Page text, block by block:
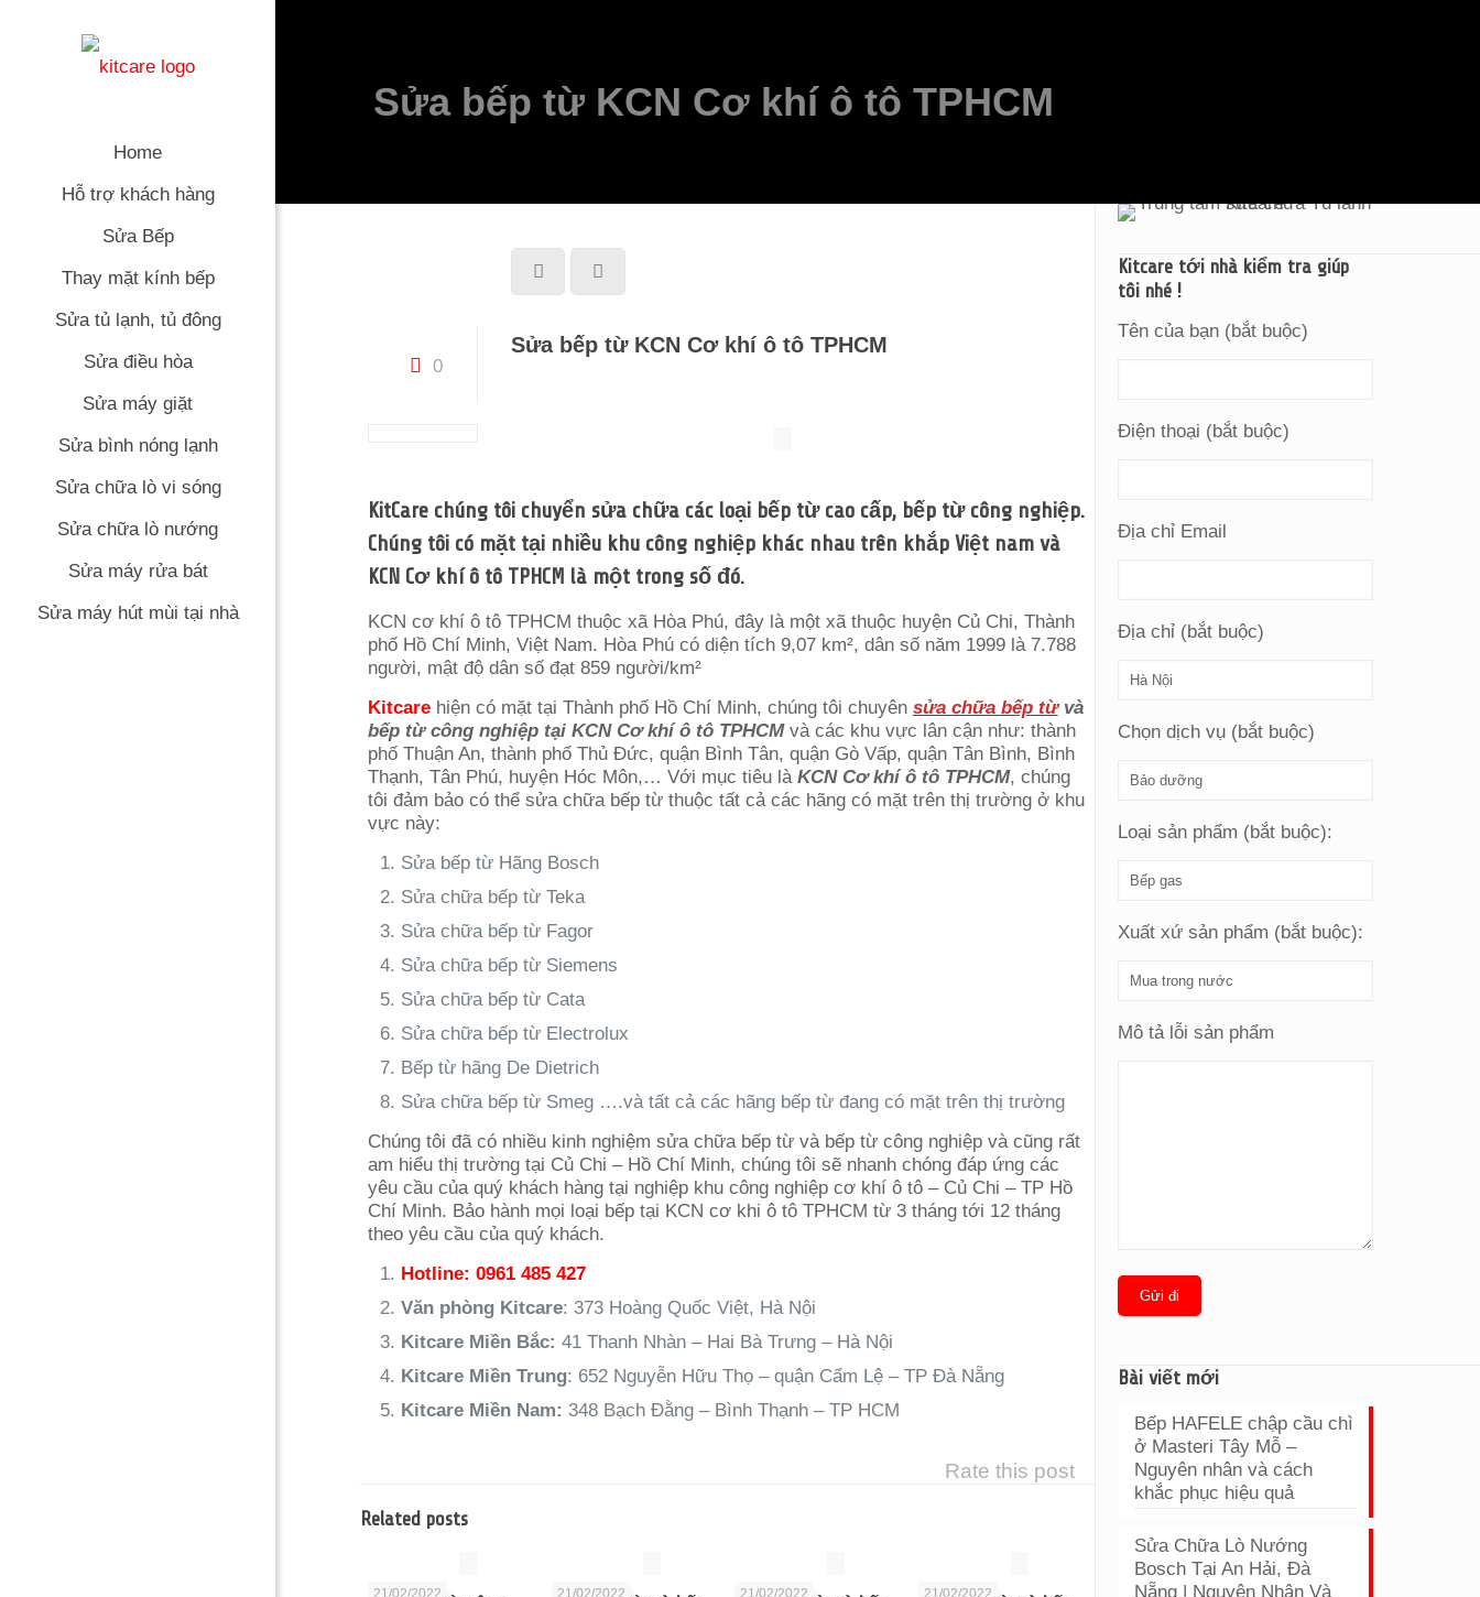
Home
Hỗ trợ khách hàng
Sửa Bếp
Thay mặt kính bếp
Sửa tủ lạnh, tủ đông
Sửa điều hòa
Sửa máy giặt
Sửa bình nóng lạnh
Sửa chữa lò vi sóng
Sửa chữa lò nướng
Sửa máy rửa bát
Sửa máy hút mùi tại nhà
Sửa bếp từ KCN Cơ khí ô tô TPHCM
0
Sửa bếp từ KCN Cơ khí ô tô TPHCM
KitCare chúng tôi chuyển sửa chữa các loại bếp từ cao cấp, bếp từ công nghiệp.
Chúng tôi có mặt tại nhiều khu công nghiệp khác nhau trên khắp Việt nam và
KCN Cơ khí ô tô TPHCM là một trong số đó.
KCN cơ khí ô tô TPHCM thuộc xã Hòa Phú, đây là một xã thuộc huyện Củ Chi, Thành
phố Hồ Chí Minh, Việt Nam. Hòa Phú có diện tích 9,07 km², dân số năm 1999 là 7.788
người, mật độ dân số đạt 859 người/km²
Kitcare hiện có mặt tại Thành phố Hồ Chí Minh, chúng tôi chuyên sửa chữa bếp từvà
bếp từ công nghiệp tại KCN Cơ khí ô tô TPHCMvà các khu vực lân cận như: thành
phố Thuận An, thành phố Thủ Đức, quận Bình Tân, quận Gò Vấp, quận Tân Bình, Bình
Thạnh, Tân Phú, huyện Hóc Môn,… Với mục tiêu là KCN Cơ khí ô tô TPHCM, chúng
tôi đảm bảo có thể sửa chữa bếp từ thuộc tất cả các hãng có mặt trên thị trường ở khu
vực này:
Sửa bếp từ Hãng Bosch
Sửa chữa bếp từ Teka
Sửa chữa bếp từ Fagor
Sửa chữa bếp từ Siemens
Sửa chữa bếp từ Cata
Sửa chữa bếp từ Electrolux
Bếp từ hãng De Dietrich
Sửa chữa bếp từ Smeg ….và tất cả các hãng bếp từ đang có mặt trên thị trường
Chúng tôi đã có nhiều kinh nghiệm sửa chữa bếp từ và bếp từ công nghiệp và cũng rất
am hiểu thị trường tại Củ Chi – Hồ Chí Minh, chúng tôi sẽ nhanh chóng đáp ứng các
yêu cầu của quý khách hàng tại nghiệp khu công nghiệp cơ khí ô tô – Củ Chi – TP Hồ
Chí Minh. Bảo hành mọi loại bếp tại KCN cơ khi ô tô TPHCM từ 3 tháng tới 12 tháng
theo yêu cầu của quý khách.
Hotline: 0961 485 427
Văn phòng Kitcare: 373 Hoàng Quốc Việt, Hà Nội
Kitcare Miền Bắc: 41 Thanh Nhàn – Hai Bà Trưng – Hà Nội
Kitcare Miền Trung: 652 Nguyễn Hữu Thọ – quận Cẩm Lệ – TP Đà Nẵng
Kitcare Miền Nam: 348 Bạch Đằng – Bình Thạnh – TP HCM
Rate this post
Related posts
21/02/2022 21/02/2022 21/02/2022 21/02/2022
Kitcare tới nhà kiểm tra giúp
tôi nhé !
Tên của bạn (bắt buộc)
Điện thoại (bắt buộc)
Địa chỉ Email
Địa chỉ (bắt buộc)
Chọn dịch vụ (bắt buộc)
Loại sản phẩm (bắt buộc):
Xuất xứ sản phẩm (bắt buộc):
Mô tả lỗi sản phẩm
Bài viết mới
Bếp HAFELE chập cầu chì
ở Masteri Tây Mỗ –
Nguyên nhân và cách
khắc phục hiệu quả
Sửa Chữa Lò Nướng
Bosch Tại An Hải, Đà
Nẵng | Nguyên Nhân Và